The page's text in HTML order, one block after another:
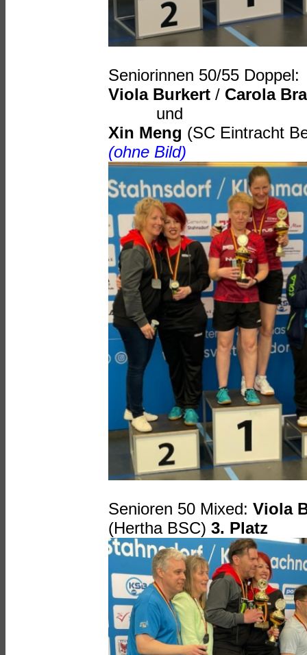
Seniorinnen 50/55 Doppel:
Viola Burkert / Carola
und
Xin Meng (SC Eintracht
(ohne Bild)
Senioren 50 Mixed: Viola
(Hertha BSC) 3. Platz